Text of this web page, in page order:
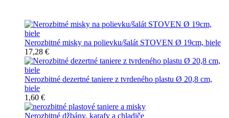
Nerozbitné misky na polievku/šalát STOVEN Ø 19cm, biele
17,28 €
Nerozbitné dezertné taniere z tvrdeného plastu Ø 20,8 cm,
biele
1,60 €
Nerozbitné džbány, karafy a chladiče